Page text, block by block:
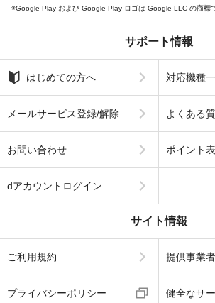
Google Play および Google Play ロゴは Google LLC の商標で
サポート情報
はじめての方へ 対応機種
メールサービス登録/解除 よくある
お問い合わせ ポイント
dアカウントログイン
サイト情報
ご利用規約 提供事業
プライバシーポリシー 健全なサ